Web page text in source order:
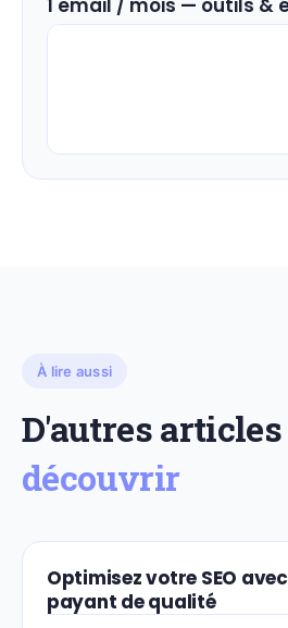
1 email / mois — outils &
À lire aussi
D'autres articles
découvrir
SEO-REFERENCEMEN
Optimisez votre SEO
payant de qualité